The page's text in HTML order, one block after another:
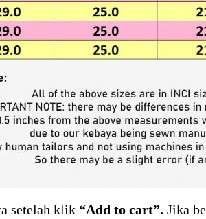
setelah klik “Add to cart”. Jika